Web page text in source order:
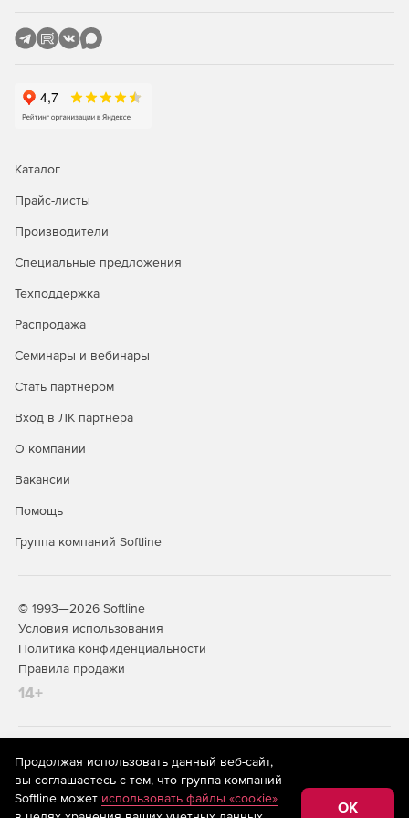
строке своего браузера или другой клиентской
программы, будет перенаправлен на текущий IP-адрес.
Схема работы DNS2Go.
используется специальный протокол, который позволяет
адрес, если пользователь временно отключился от сети.
заключается в перенаправлении запросов к домену на
Инфраструктура службы DNS2Go поддерживается
данных с множеством подключений к Интернету для
после сбоев. Избыточное резервирование службы
DNS2Go и серверов DNS фактически исключает
специальная команда высококвалифицированных
обнаруженной проблемой в режиме 24/7.
Каталог
Прайс-листы
Производители
Специальные предложения
Техподдержка
Распродажа
Семинары и вебинары
Стать партнером
Вход в ЛК партнера
О компании
Вакансии
Помощь
Группа компаний Softline
© 1993—2026 Softline
Условия использования
Политика конфиденциальности
Правила продажи
14+
На информационном ресурсе store.softline.ru применяются
рекомендательные технологии
(информационные технологии
предоставления информации на основе сбора,
систематизации и анализа сведений, относящихся к
Продолжая использовать данный веб-сайт,
вы соглашаетесь с тем, что группа компаний
Softline может использовать файлы «cookie»
OK